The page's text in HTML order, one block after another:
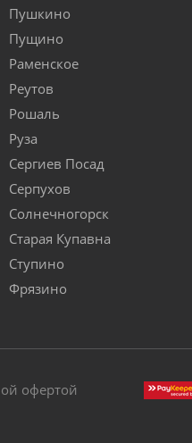
Пушкино
Пущино
Раменское
Реутов
Рошаль
Руза
Сергиев Посад
Серпухов
Солнечногорск
Старая Купавна
Ступино
Фрязино
офертой